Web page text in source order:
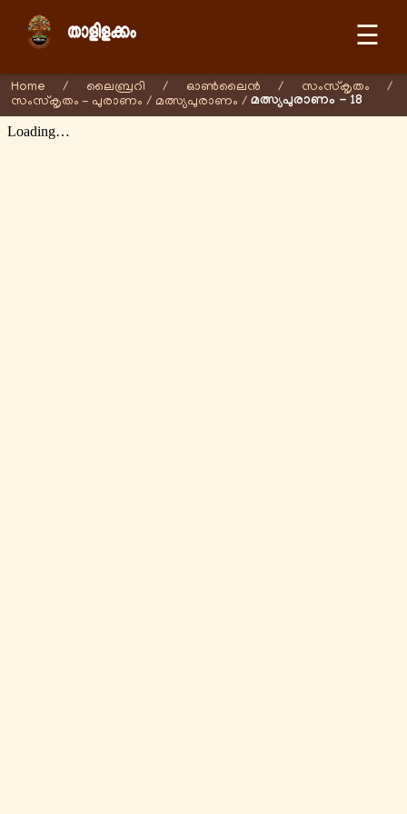
☰
Home / ലൈബ്രറി / ഓണ്‍ലൈന്‍ / സംസ്കൃതം
/
സംസ്കൃതം - പുരാണം / മത്സ്യപുരാണം / മത്സ്യപുരാണം - 18